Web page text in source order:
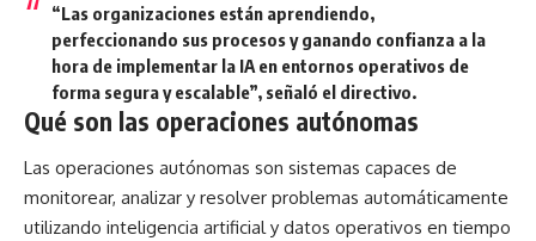
“Las organizaciones están aprendiendo,
perfeccionando sus procesos y ganando confianza a la
hora de implementar la IA en entornos operativos de
forma segura y escalable”, señaló el directivo.
Qué son las operaciones autónomas
Las operaciones autónomas son sistemas capaces de
monitorear, analizar y resolver problemas automáticamente
utilizando inteligencia artificial y datos operativos en tiempo